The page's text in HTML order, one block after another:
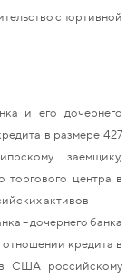
спортивной
и его дочернего
в размере 427
заемщику,
торгового центра в
активов
– дочернего банка
кредита в
США российскому